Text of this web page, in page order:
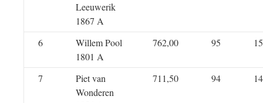
Leeuwerik
1867 A
6
Willem Pool
1801 A
762,00 95 15
7
Piet van
Wonderen
711,50 94 14